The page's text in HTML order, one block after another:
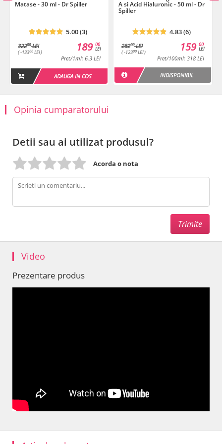
Plan de tratament
Tratament pentru tenurile uscate, deshidratate, alipice
Descarca
Matase - 30 ml - Dr Spiller
5.00 (3)
32200LEI
( -13300 LEI )
00
LEI
189
Pret/1ml: 6.3 LEI
ADAUGA IN COS
A si Acid Hialuronic - 50 ml - Dr
Spiller
4.83 (6)
28200LEI
( -12300 LEI )
00
LEI
159
Pret/100ml: 318 LEI
INDISPONIBIL
Opinia cumparatorului
Detii sau ai utilizat produsul?
Acorda o nota
Video
Prezentare produs